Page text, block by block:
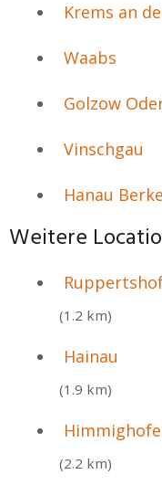
Krems an
Waabs
Golzow
Vinschgau
Hanau
Weitere
(1.2 km)
Hainau
(1.9 km)
(2.2 km)